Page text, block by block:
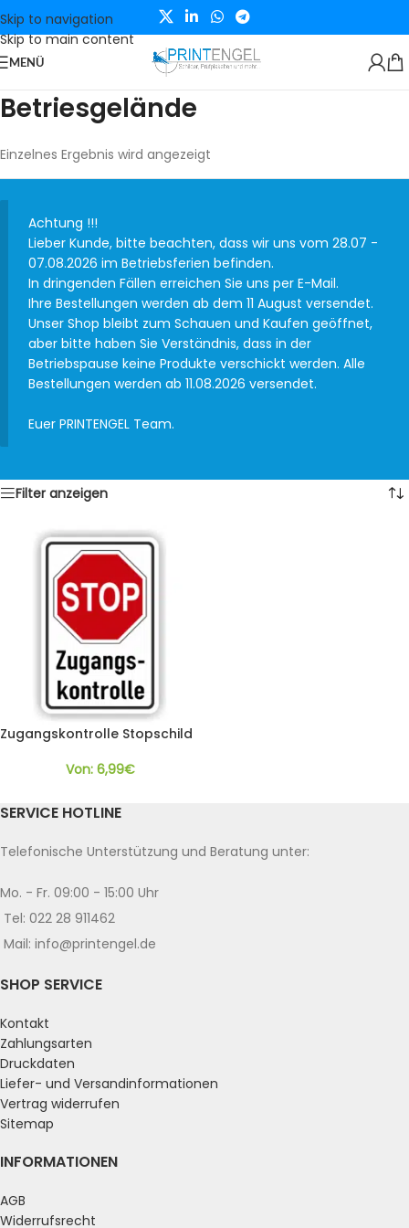
Skip to navigation
Skip to main content
MENÜ
Betriesgelände
Einzelnes Ergebnis wird angezeigt
Achtung !!!
Lieber Kunde, bitte beachten, dass wir uns vom 28.07 -
07.08.2026 im Betriebsferien befinden.
In dringenden Fällen erreichen Sie uns per E-Mail.
Ihre Bestellungen werden ab dem 11 August versendet.
Unser Shop bleibt zum Schauen und Kaufen geöffnet,
aber bitte haben Sie Verständnis, dass in der
Betriebspause keine Produkte verschickt werden. Alle
Bestellungen werden ab 11.08.2026 versendet.
Euer PRINTENGEL Team.
Filter anzeigen
Zugangskontrolle Stopschild
Von: 6,99€
SERVICE HOTLINE
Telefonische Unterstützung und Beratung unter:
Mo. - Fr. 09:00 - 15:00 Uhr
Tel: 022 28 911462
Mail: info@printengel.de
SHOP SERVICE
Kontakt
Zahlungsarten
Druckdaten
Liefer- und Versandinformationen
Vertrag widerrufen
Sitemap
INFORMATIONEN
AGB
Widerrufsrecht